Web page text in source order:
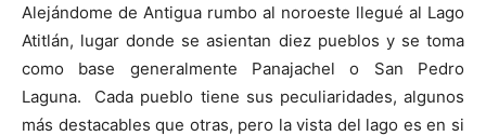
Alejándome de Antigua rumbo al noroeste llegué al Lago
Atitlán, lugar donde se asientan diez pueblos y se toma
como base generalmente Panajachel o San Pedro
Laguna. Cada pueblo tiene sus peculiaridades, algunos
más destacables que otras, pero la vista del lago es en si